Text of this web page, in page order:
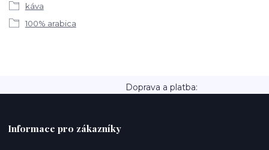
káva
100% arabica
Doprava a platba:
Informace pro zákazníky